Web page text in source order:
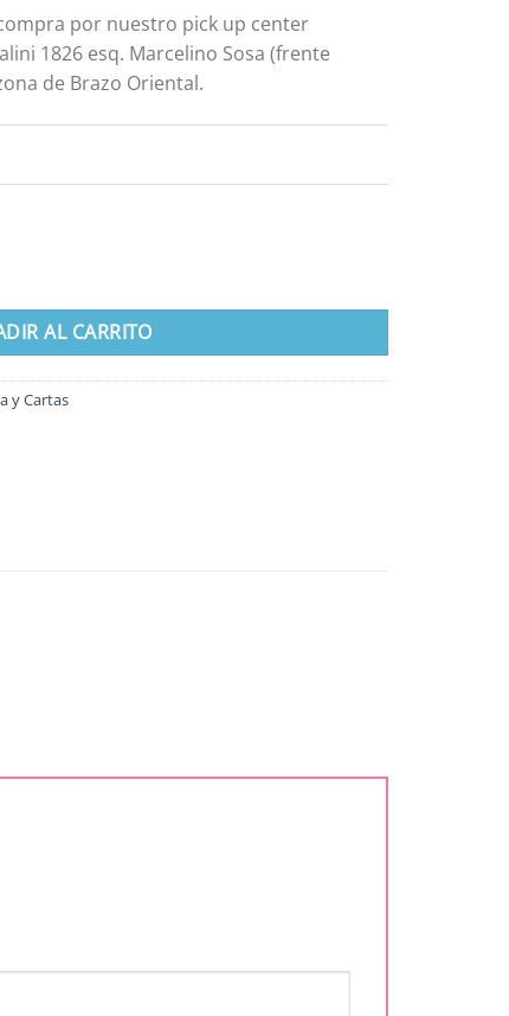
por nuestro pick up center
1826 esq. Marcelino Sosa (frente
de Brazo Oriental.
AL CARRITO
y Cartas